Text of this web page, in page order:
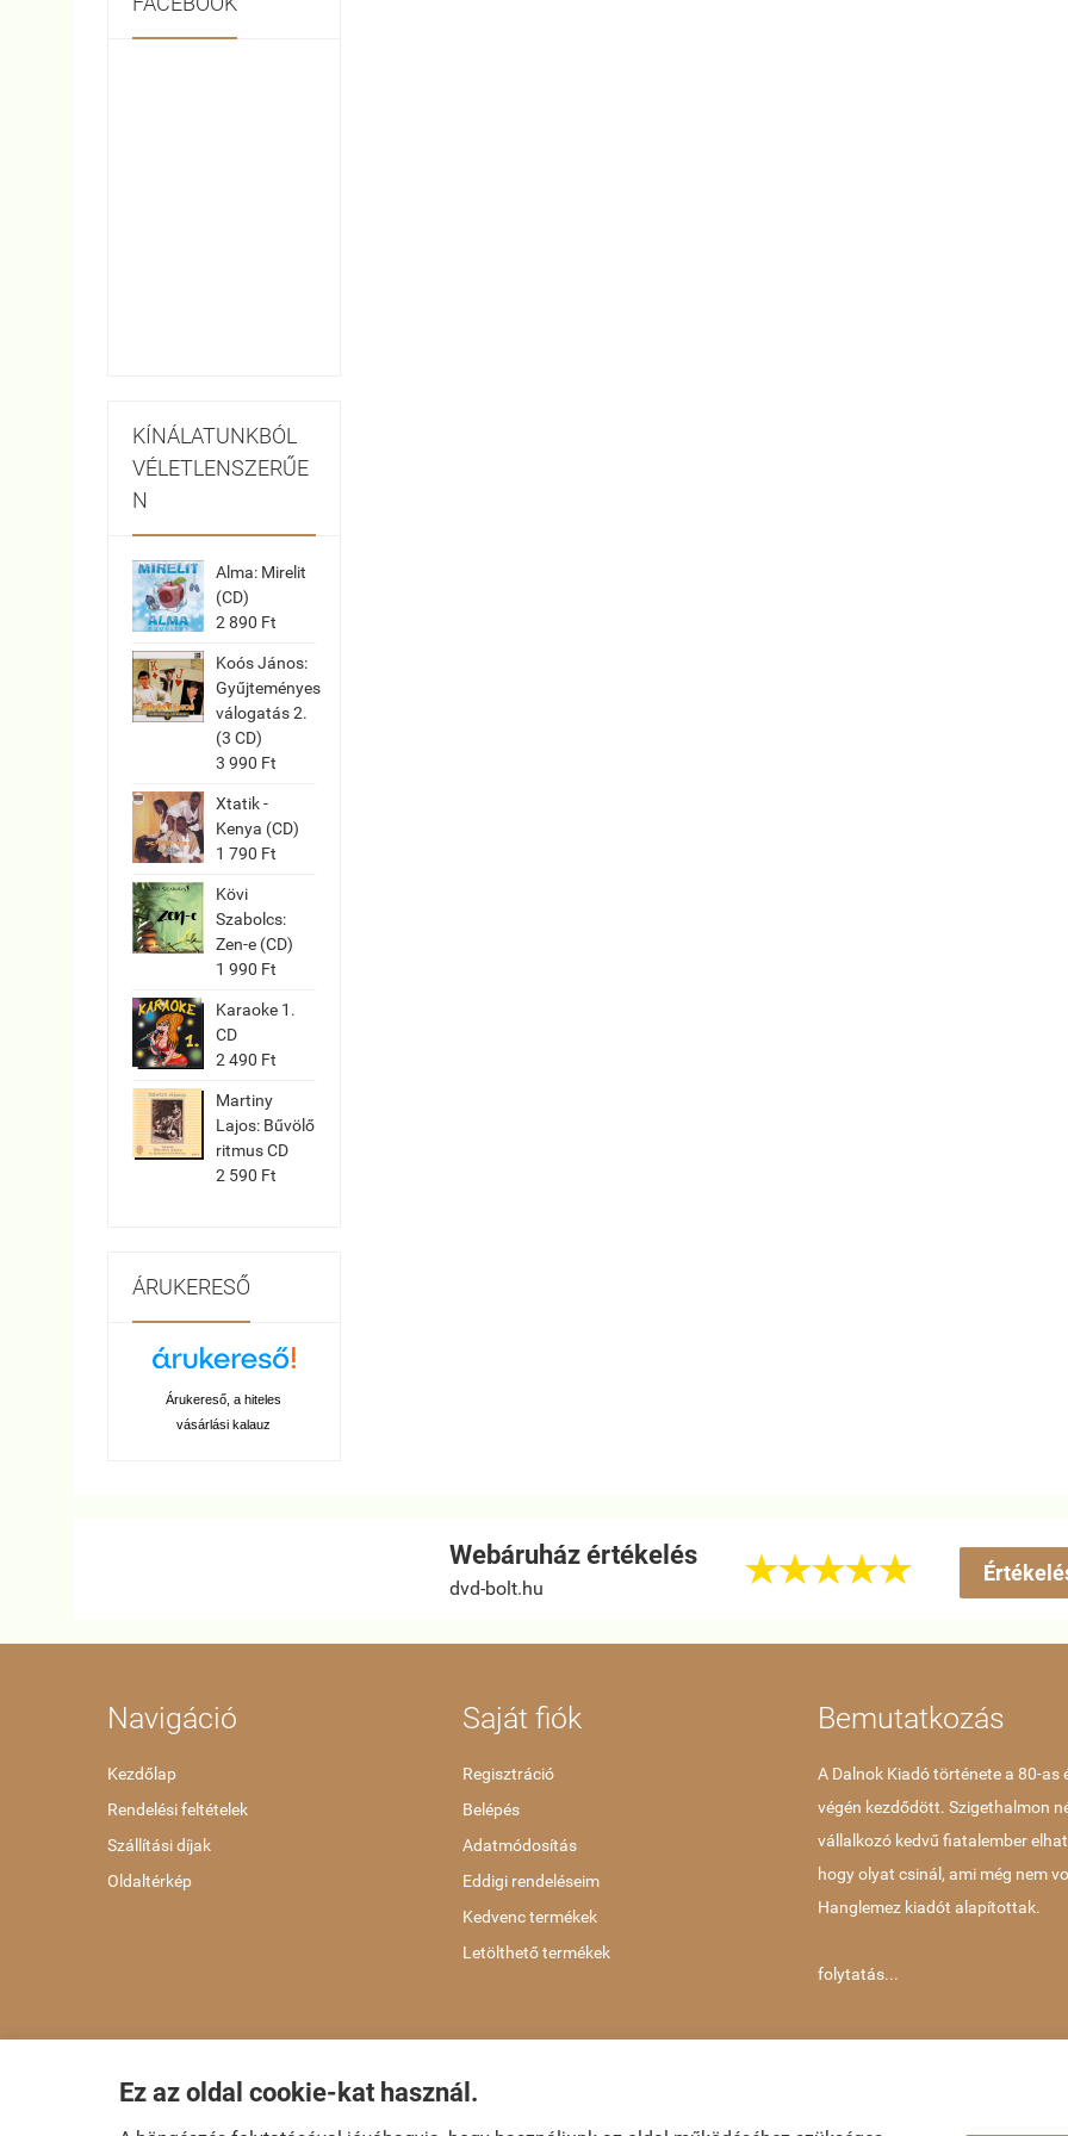
Ez az oldal cookie-kat használ.
KÍNÁLATUNKBÓL
VÉLETLENSZERŰE
N
Alma: Mirelit
(CD)
2 890 Ft
Koós János:
Gyűjteményes
válogatás 2.
(3 CD)
3 990 Ft
Xtatik -
Kenya (CD)
1 790 Ft
Kövi
Szabolcs:
Zen-e (CD)
1 990 Ft
Karaoke 1.
CD
2 490 Ft
Martiny
Lajos: Bűvölő
ritmus CD
2 590 Ft
ÁRUKERESŐ
Árukereső, a hiteles
vásárlási kalauz
Webáruház értékelés
dvd-bolt.hu

Navigáció
Kezdőlap
Rendelési feltételek
Szállítási díjak
Oldaltérkép
Saját fiók
Regisztráció
Belépés
Adatmódosítás
Eddigi rendeléseim
Kedvenc termékek
Letölthető termékek
Bemutatkozás
A Dalnok Kiadó története a 80-as
végén kezdődött. Szigethalmon
vállalkozó kedvű fiatalember
hogy olyat csinál, ami még nem
Hanglemez kiadót alapítottak.
folytatás...
dvd-bolt.hu -Kemény Gábor EV-ÁSZF-Adatkezelési tájékoztató